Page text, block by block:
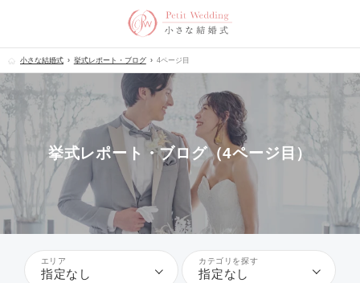
小さな結婚式 挙式レポート・ブログ 4ページ目
挙式レポート・ブログ（4ページ目）
エリア
指定なし
カテゴリを探す
指定なし